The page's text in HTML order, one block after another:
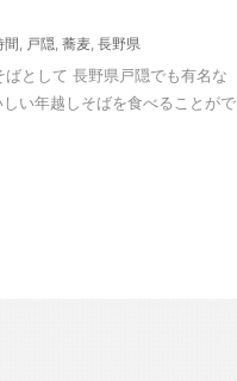
間, 戸隠, 蕎麦, 長野県
として 長野県戸隠でも有名な
い年越しそばを食べることがで